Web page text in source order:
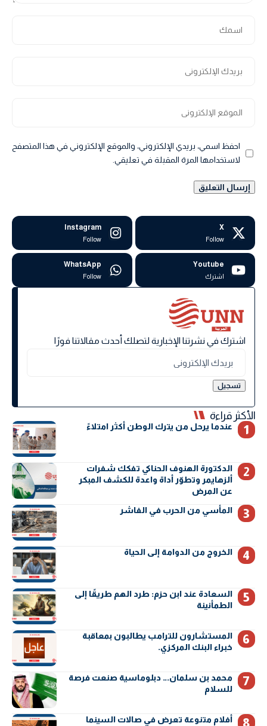
احفظ اسمي، بريدي الإلكتروني، والموقع الإلكتروني في هذا المتصفح
لاستخدامها المرة المقبلة في تعليقي.
X
Follow
Instagram
Follow
Youtube
اشترك
WhatsApp
Follow
اشترك في نشرتنا الإخبارية لتصلك أحدث مقالاتنا فورًا
الأكثر قراءة
عندما يرحل من يترك الوطن أكثر امتلاءً
الدكتورة الهنوف الحناكي تفكك شفرات
ألزهايمر وتطوّر أداة واعدة للكشف المبكر
عن المرض
المأسي من الحرب في الفاشر
الخروج من الدوامة إلى الحياة
السعادة عند ابن حزم: طرد الهم طريقًا إلى
الطمأنينة
المستشارون للترامب يطالبون بمعاقبة
خبراء البنك المركزي.
محمد بن سلمان… دبلوماسية صنعت فرصة
للسلام
أفلام متنوعة تعرض في صالات السينما